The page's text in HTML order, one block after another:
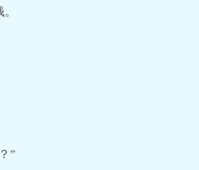
”